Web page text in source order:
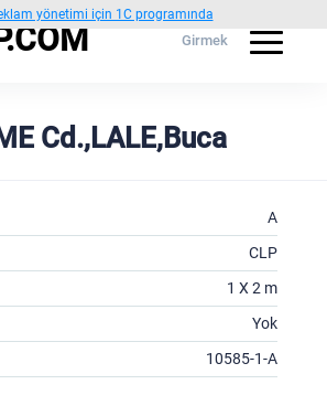
yönetimi için 1C programında
Girmek
Cd.,LALE,Buca
A
CLP
1 X 2 m
Yok
10585-1-A